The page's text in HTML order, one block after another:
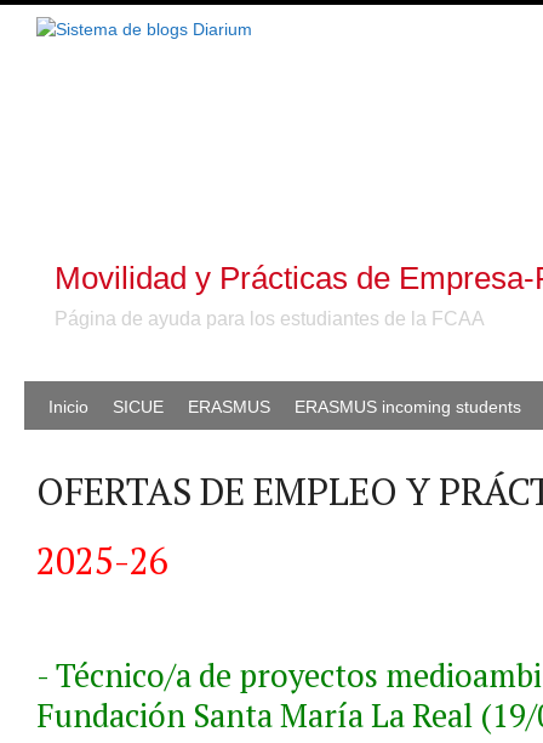
Movilidad y Prácticas de
Página de ayuda para los estudiantes de la FCAA
Inicio SICUE ERASMUS ERASMUS incoming students
OFERTAS DE EMPLEO Y
2025-26
- Técnico/a de proyectos
Fundación Santa María La Real